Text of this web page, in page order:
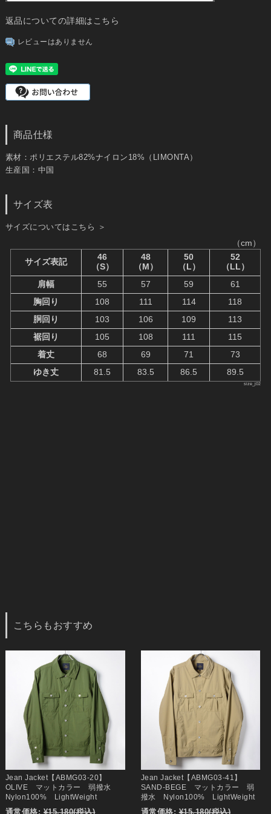
返品についての詳細はこちら
レビューはありません
商品仕様
素材：ポリエステル82%ナイロン18%（LIMONTA）
生産国：中国
サイズ表
サイズについてはこちら ＞
こちらもおすすめ
Jean Jacket【ABMG03-20】
OLIVE マットカラー 弱撥水
Nylon100% LightWeight
通常価格: ¥15,180(税込)
Jean Jacket【ABMG03-41】
SAND-BEGE マットカラー 弱
撥水 Nylon100% LightWeight
通常価格: ¥15,180(税込)